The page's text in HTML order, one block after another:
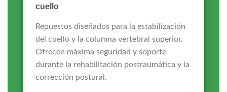
cuello
Repuestos diseñados para la estabilización
del cuello y la columna vertebral superior.
Ofrecen máxima seguridad y soporte
durante la rehabilitación postraumática y la
corrección postural.